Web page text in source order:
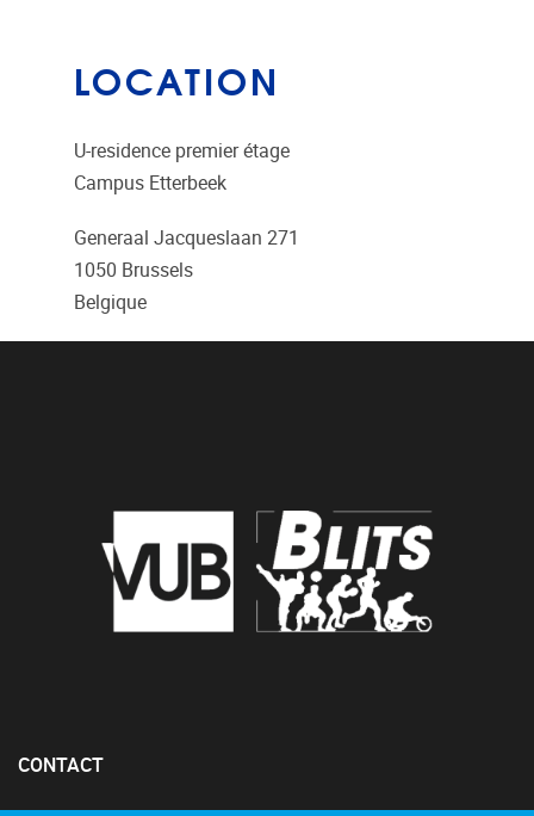
LOCATION
U-residence premier étage
Campus Etterbeek
Generaal Jacqueslaan 271
1050 Brussels
Belgique
CONTACT